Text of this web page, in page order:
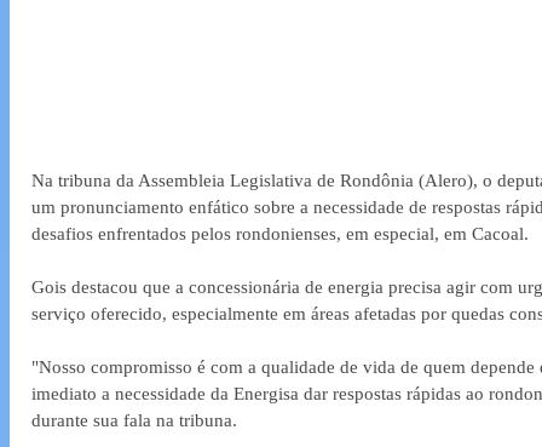
Na tribuna da Assembleia Legislativa de Rondônia (Alero), o
um pronunciamento enfático sobre a necessidade de respostas
desafios enfrentados pelos rondonienses, em especial, em Cacoal.
Gois destacou que a concessionária de energia precisa agir com
serviço oferecido, especialmente em áreas afetadas por quedas
"Nosso compromisso é com a qualidade de vida de quem
imediato a necessidade da Energisa dar respostas rápidas ao
durante sua fala na tribuna.